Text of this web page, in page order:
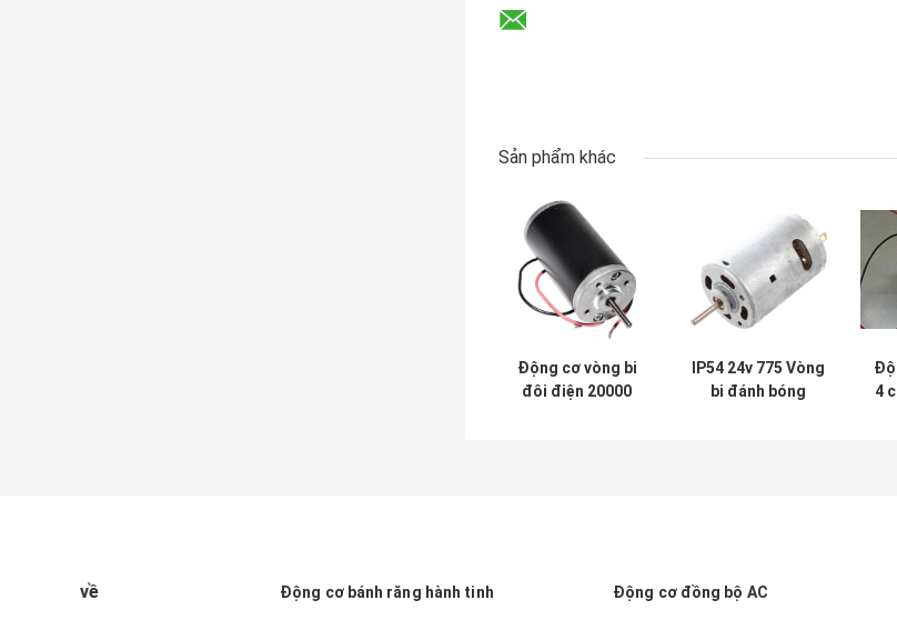
Sản phẩm khác
Động cơ vòng bi
đôi điện 20000
IP54 24v 775 Vòng
bi đánh bóng
4
về Động cơ bánh răng hành tinh Động cơ đồng bộ AC